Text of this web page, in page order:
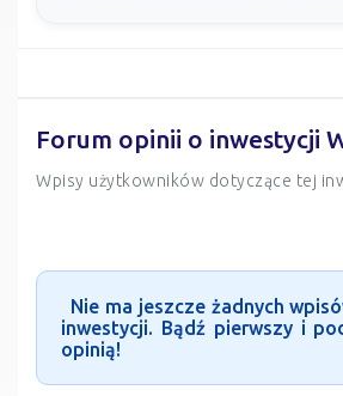
Forum opinii o inwestycji
Wpisy użytkowników dotyczące tej
Nie ma jeszcze żadnych
inwestycji. Bądź pierwszy i
opinią!